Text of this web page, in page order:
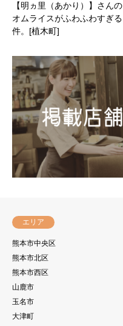
【明ヵ里（あかり）】さんの
オムライスがふわふわすぎる
件。[植木町]
エリア
熊本市中央区
熊本市北区
熊本市西区
山鹿市
玉名市
大津町